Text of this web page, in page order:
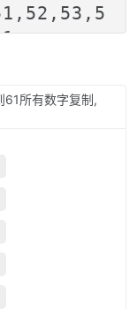
61所有数字复制,